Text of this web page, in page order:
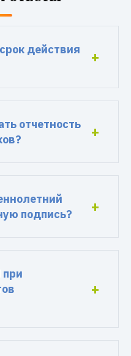
действия
отчетность
подпись?
при